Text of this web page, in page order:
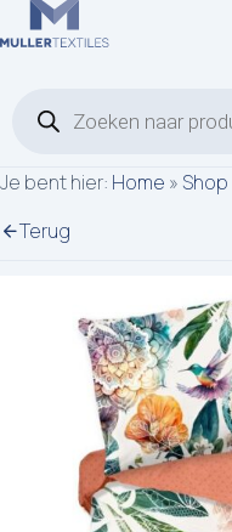
Ga naar de inhoud
Je bent hier: Home » Shop
Terug